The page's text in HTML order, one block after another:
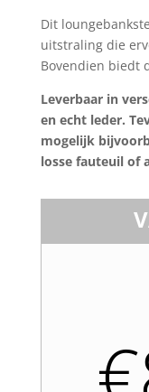
Dit
uitstraling die
Bovendien biedt
Leverbaar in
en echt leder.
mogelijk
losse fauteuil of